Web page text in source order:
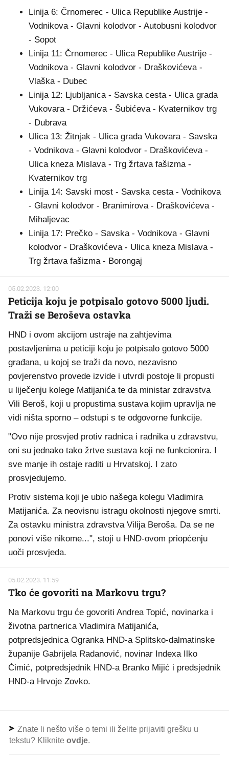
Linija 6: Črnomerec - Ulica Republike Austrije -
Vodnikova - Glavni kolodvor - Autobusni kolodvor
- Sopot
Linija 11: Črnomerec - Ulica Republike Austrije -
Vodnikova - Glavni kolodvor - Draškovićeva -
Vlaška - Dubec
Linija 12: Ljubljanica - Savska cesta - Ulica grada
Vukovara - Držićeva - Šubićeva - Kvaternikov trg
- Dubrava
Ulica 13: Žitnjak - Ulica grada Vukovara - Savska
- Vodnikova - Glavni kolodvor - Draškovićeva -
Ulica kneza Mislava - Trg žrtava fašizma -
Kvaternikov trg
Linija 14: Savski most - Savska cesta - Vodnikova
- Glavni kolodvor - Branimirova - Draškovićeva -
Mihaljevac
Linija 17: Prečko - Savska - Vodnikova - Glavni
kolodvor - Draškovićeva - Ulica kneza Mislava -
Trg žrtava fašizma - Borongaj
05.02.2023. 12:00
Peticija koju je potpisalo gotovo 5000 ljudi.
Traži se Beroševa ostavka
HND i ovom akcijom ustraje na zahtjevima
postavljenima u peticiji koju je potpisalo gotovo 5000
građana, u kojoj se traži da novo, nezavisno
povjerenstvo provede izvide i utvrdi postoje li propusti
u liječenju kolege Matijanića te da ministar zdravstva
Vili Beroš, koji u propustima sustava kojim upravlja ne
vidi ništa sporno – odstupi s te odgovorne funkcije.
"Ovo nije prosvjed protiv radnica i radnika u zdravstvu,
oni su jednako tako žrtve sustava koji ne funkcionira. I
sve manje ih ostaje raditi u Hrvatskoj. I zato
prosvjedujemo.
Protiv sistema koji je ubio našega kolegu Vladimira
Matijanića. Za neovisnu istragu okolnosti njegove smrti.
Za ostavku ministra zdravstva Vilija Beroša. Da se ne
ponovi više nikome...", stoji u HND-ovom priopćenju
uoči prosvjeda.
05.02.2023. 11:59
Tko će govoriti na Markovu trgu?
Na Markovu trgu će govoriti Andrea Topić, novinarka i
životna partnerica Vladimira Matijanića,
potpredsjednica Ogranka HND-a Splitsko-dalmatinske
županije Gabrijela Radanović, novinar Indexa Ilko
Ćimić, potpredsjednik HND-a Branko Mijić i predsjednik
HND-a Hrvoje Zovko.
Znate li nešto više o temi ili želite prijaviti grešku u
tekstu? Kliknite ovdje.